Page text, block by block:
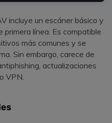
incluye un escáner básico y
línea. Es compatible
más comunes y se
Sin embargo, carece de
actualizaciones
VPN.